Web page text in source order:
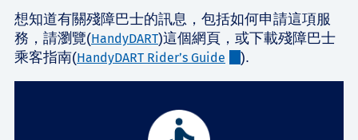
想知道有關殘障巴士的訊息，包括如何申請這項服
務，請瀏覽(HandyDART)這個網頁，或下載殘障巴士
乘客指南(HandyDART Rider’s Guide ).